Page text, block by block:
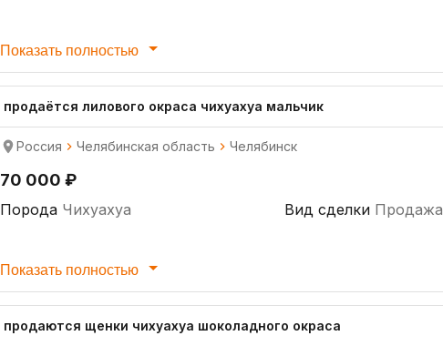
Показать полностью
продаётся лилового окраса чихуахуа мальчик
Россия Челябинская область Челябинск
70 000 ₽
Порода Чихуахуа Вид сделки Продажа
Показать полностью
продаются щенки чихуахуа шоколадного окраса